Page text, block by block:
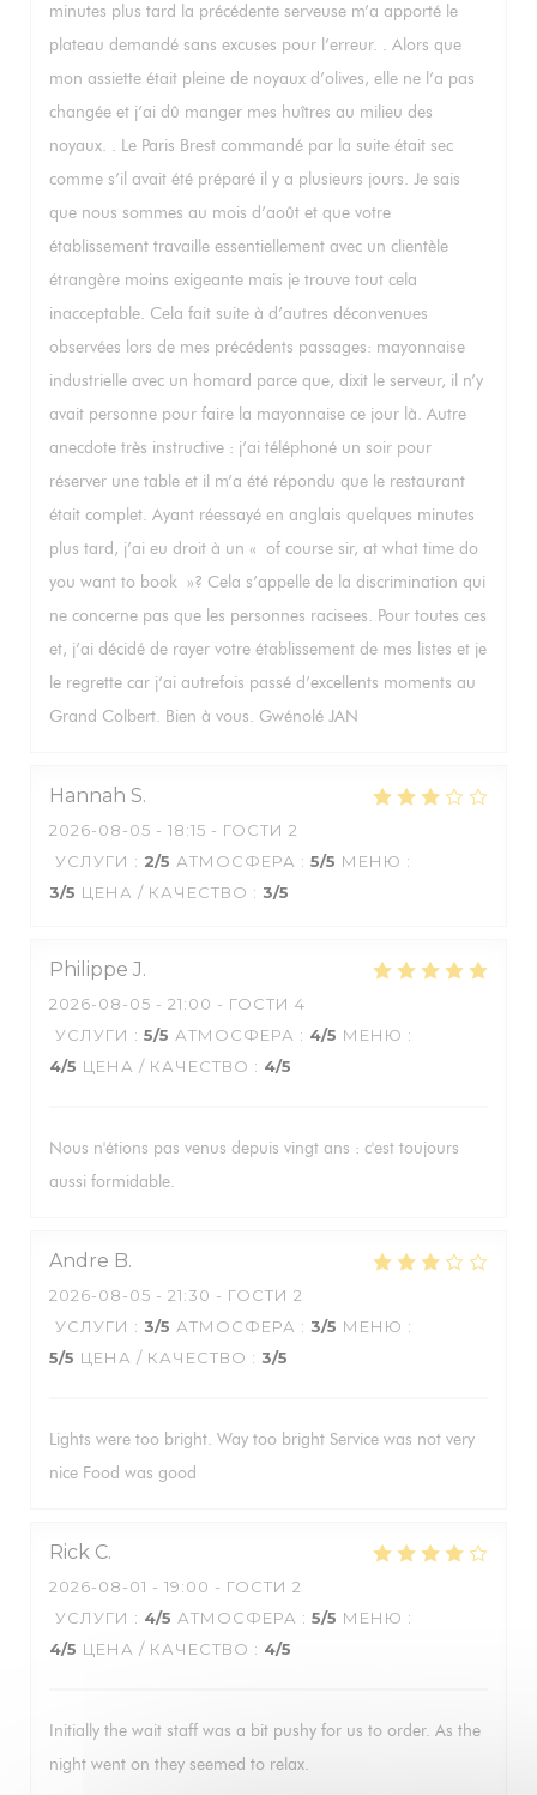
minutes plus tard la précédente serveuse m’a apporté le
plateau demandé sans excuses pour l’erreur. . Alors que
mon assiette était pleine de noyaux d’olives, elle ne l’a pas
changée et j’ai dû manger mes huîtres au milieu des
noyaux. . Le Paris Brest commandé par la suite était sec
comme s’il avait été préparé il y a plusieurs jours. Je sais
que nous sommes au mois d’août et que votre
établissement travaille essentiellement avec un clientèle
étrangère moins exigeante mais je trouve tout cela
inacceptable. Cela fait suite à d’autres déconvenues
observées lors de mes précédents passages: mayonnaise
industrielle avec un homard parce que, dixit le serveur, il n’y
avait personne pour faire la mayonnaise ce jour là. Autre
anecdote très instructive : j’ai téléphoné un soir pour
réserver une table et il m’a été répondu que le restaurant
était complet. Ayant réessayé en anglais quelques minutes
plus tard, j’ai eu droit à un « of course sir, at what time do
you want to book »? Cela s’appelle de la discrimination qui
ne concerne pas que les personnes racisees. Pour toutes ces
et, j’ai décidé de rayer votre établissement de mes listes et je
le regrette car j’ai autrefois passé d’excellents moments au
Grand Colbert. Bien à vous. Gwénolé JAN
Hannah S
2026-08-05 - 18:15 - ГОСТИ 2
УСЛУГИ : 2/5 АТМОСФЕРА : 5/5 МЕНЮ :
3/5 ЦЕНА / КАЧЕСТВО : 3/5
Philippe J
2026-08-05 - 21:00 - ГОСТИ 4
УСЛУГИ : 5/5 АТМОСФЕРА : 4/5 МЕНЮ :
4/5 ЦЕНА / КАЧЕСТВО : 4/5
Nous n'étions pas venus depuis vingt ans : c'est toujours
aussi formidable.
Andre B
2026-08-05 - 21:30 - ГОСТИ 2
УСЛУГИ : 3/5 АТМОСФЕРА : 3/5 МЕНЮ :
5/5 ЦЕНА / КАЧЕСТВО : 3/5
Lights were too bright. Way too bright Service was not very
nice Food was good
Rick C
2026-08-01 - 19:00 - ГОСТИ 2
УСЛУГИ : 4/5 АТМОСФЕРА : 5/5 МЕНЮ :
4/5 ЦЕНА / КАЧЕСТВО : 4/5
Initially the wait staff was a bit pushy for us to order. As the
night went on they seemed to relax.